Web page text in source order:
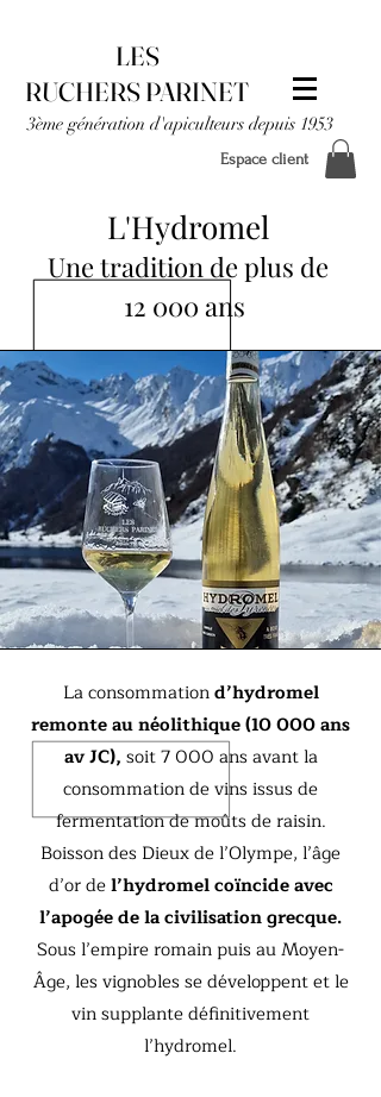
LES
RUCHERS PARINET
3ème génération d'apiculteurs depuis 1953
Espace client
L'Hydromel
Une tradition de plus de
12 000 ans
La consommationd’hydromel
remonte au néolithique (10 000 ans
av JC), soit 7 000 ans avant la
consommation de vins issus de
fermentation de moûts de raisin.
Boisson des Dieux de l’Olympe, l’âge
d’or del’hydromel coïncide avec
l’apogée de la civilisation grecque.
Sous l’empire romain puis au Moyen-
Âge, les vignobles se développent et le
vin supplante définitivement
l’hydromel.